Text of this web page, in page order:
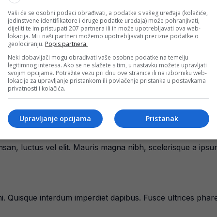
tincidunt ac malesuada et,
venenatis. Vivamus lobortis, urna sed scelerisque
vitae pretium. Duis eget mi libero. Vestibulum eu
luctus vel elit. Mauris magna nibh, scelerisque a
Quisque interdum imperdiet dapibus. Fusce ultrices
Vaši će se osobni podaci obrađivati, a podatke s vašeg uređaja (kolačiće,
jedinstvene identifikatore i druge podatke uređaja) može pohranjivati,
dijeliti te im pristupati 207 partnera ili ih može upotrebljavati ova web-
lokacija. Mi i naši partneri možemo upotrebljavati precizne podatke o
geolociranju. Popis partnera.
Neki dobavljači mogu obrađivati vaše osobne podatke na temelju
legitimnog interesa. Ako se ne slažete s tim, u nastavku možete upravljati
svojim opcijama. Potražite vezu pri dnu ove stranice ili na izborniku web-
lokacije za upravljanje pristankom ili povlačenje pristanka u postavkama
privatnosti i kolačića.
Pristanak
Upravljanje opcijama